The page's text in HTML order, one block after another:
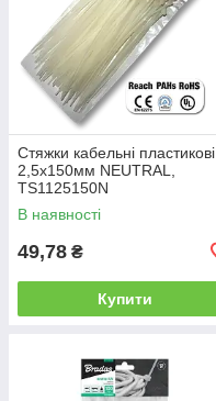
Стяжки кабельні пластикові
2,5x150мм NEUTRAL,
TS1125150N
В наявності
49,78 ₴
Купити